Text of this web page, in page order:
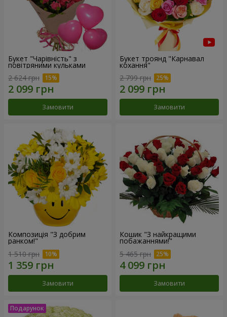
Букет "Чарівність" з
повітряними кульками
2 624 грн
Замовити
Букет троянд "Карнавал
кохання"
2 799 грн
Замовити
Композиція "З добрим
ранком!"
1 510 грн
Замовити
Кошик "З найкращими
побажаннями!"
5 465 грн
Замовити